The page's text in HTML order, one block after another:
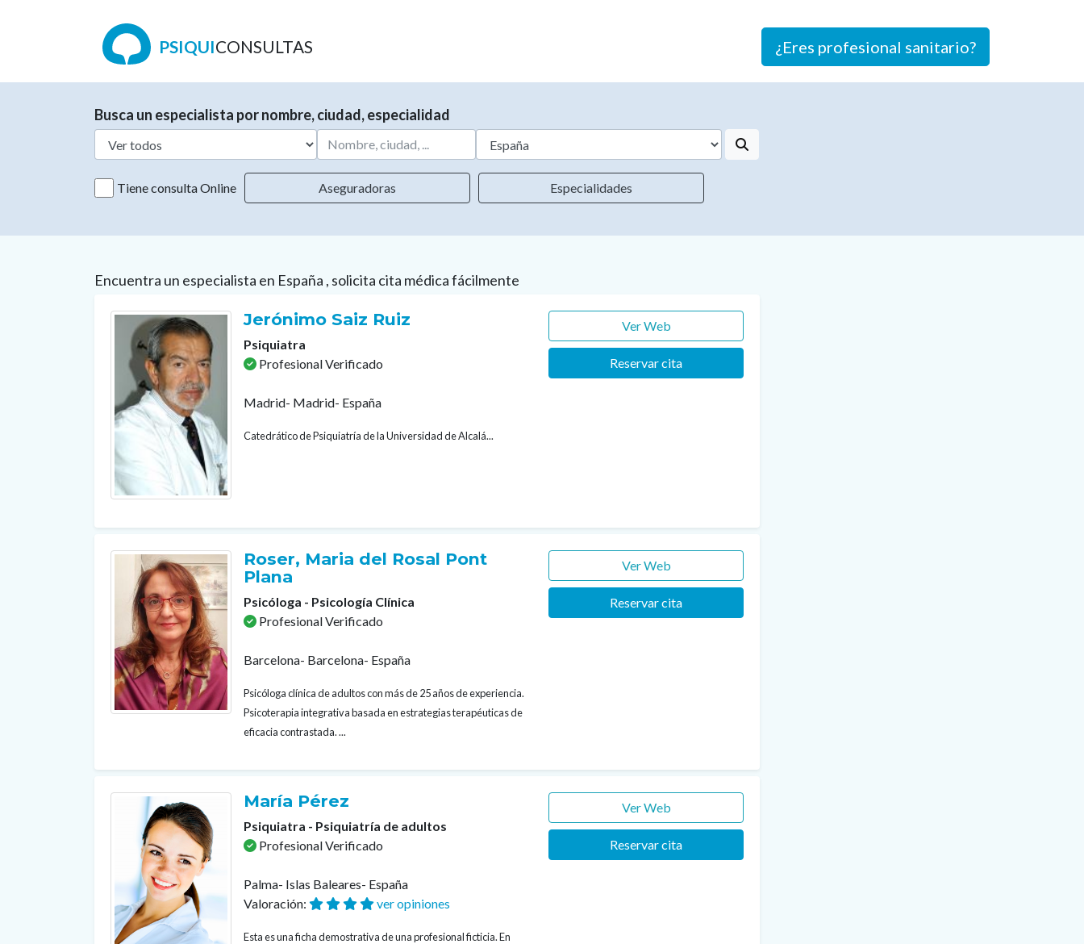
PSIQUICONSULTAS ¿Eres profesional sanitario?
Busca un especialista por nombre, ciudad, especialidad
Tiene consulta Online Aseguradoras Especialidades
Encuentra un especialista en España , solicita cita médica fácilmente
Jerónimo Saiz Ruiz
Psiquiatra
Profesional Verificado
Madrid- Madrid- España
Catedrático de Psiquiatría de la Universidad de Alcalá...
Ver Web
Reservar cita
Roser, Maria del Rosal Pont
Plana
Psicóloga - Psicología Clínica
Profesional Verificado
Barcelona- Barcelona- España
Psicóloga clínica de adultos con más de 25 años de experiencia.
Psicoterapia integrativa basada en estrategias terapéuticas de
eficacia contrastada. ...
Ver Web
Reservar cita
María Pérez
Psiquiatra - Psiquiatría de adultos
Profesional Verificado
Palma- Islas Baleares- España
Valoración:
ver opiniones
Esta es una ficha demostrativa de una profesional ficticia. En
Ver Web
Reservar cita